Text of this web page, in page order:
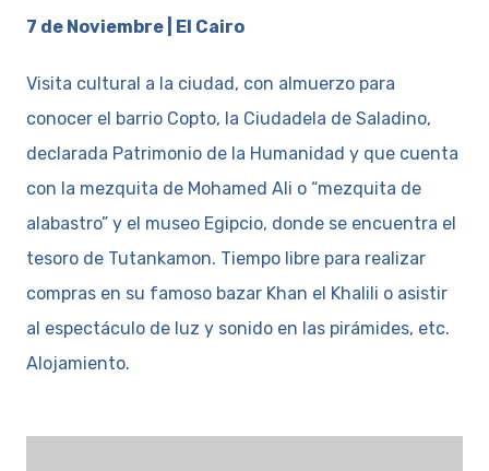
7 de Noviembre | El Cairo
Visita cultural a la ciudad, con almuerzo para
conocer el barrio Copto, la Ciudadela de Saladino,
declarada Patrimonio de la Humanidad y que cuenta
con la mezquita de Mohamed Ali o “mezquita de
alabastro” y el museo Egipcio, donde se encuentra el
tesoro de Tutankamon. Tiempo libre para realizar
compras en su famoso bazar Khan el Khalili o asistir
al espectáculo de luz y sonido en las pirámides, etc.
Alojamiento.